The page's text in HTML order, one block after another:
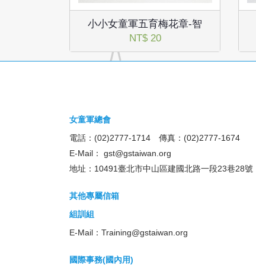
小小女童軍五育梅花章-智
NT$ 20
女童軍總會
電話：(02)2777-1714 傳真：(02)2777-1674
E-Mail： gst@gstaiwan.org
地址：10491臺北市中山區建國北路一段23巷28號
其他專屬信箱
組訓組
E-Mail： Training@gstaiwan.org
國際事務(國內用)